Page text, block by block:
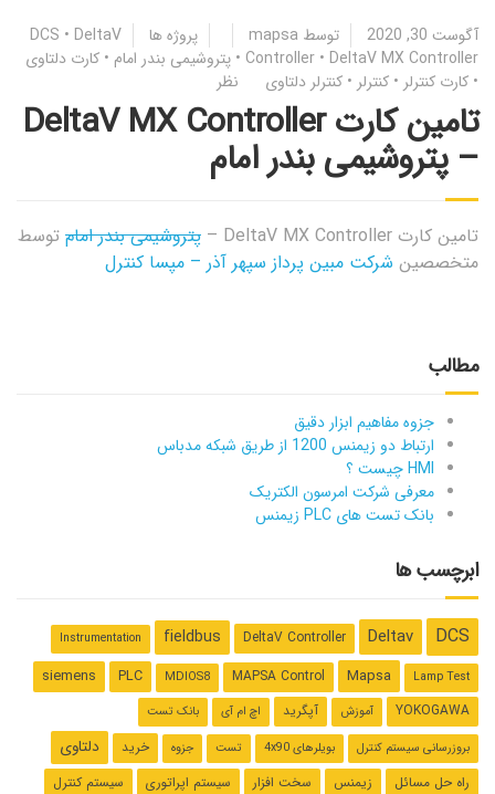
آگوست 30, 2020 توسط mapsa پروژه ها DCS • DeltaV
Controller • DeltaV MX Controller
• پتروشیمی بندر امام • کارت دلتاوی
• کارت کنترلر • کنترلر • کنترلر دلتاوی نظر
تامین کارت DeltaV MX Controller
– پتروشیمی بندر امام
تامین کارت DeltaV MX Controller – پتروشیمی بندر امام توسط
متخصصین شرکت مبین پرداز سپهر آذر – مپسا کنترل
مطالب
جزوه مفاهیم ابزار دقیق
ارتباط دو زیمنس 1200 از طریق شبکه مدباس
HMI چیست ؟
معرفی شرکت امرسون الکتریک
بانک تست های PLC زیمنس
ابرچسب ها
DCS
Deltav
DeltaV Controller
fieldbus
Instrumentation
Lamp Test
Mapsa
MAPSA Control
MDIOS8
PLC
siemens
YOKOGAWA آموزش آپگرید اچ ام آی
بانک تست
بروزرسانی سیستم کنترل
بویلرهای 4x90 تست جزوه خرید دلتاوی
راه حل مسائل زیمنس سخت افزار سیستم اپراتوری سیستم کنترل